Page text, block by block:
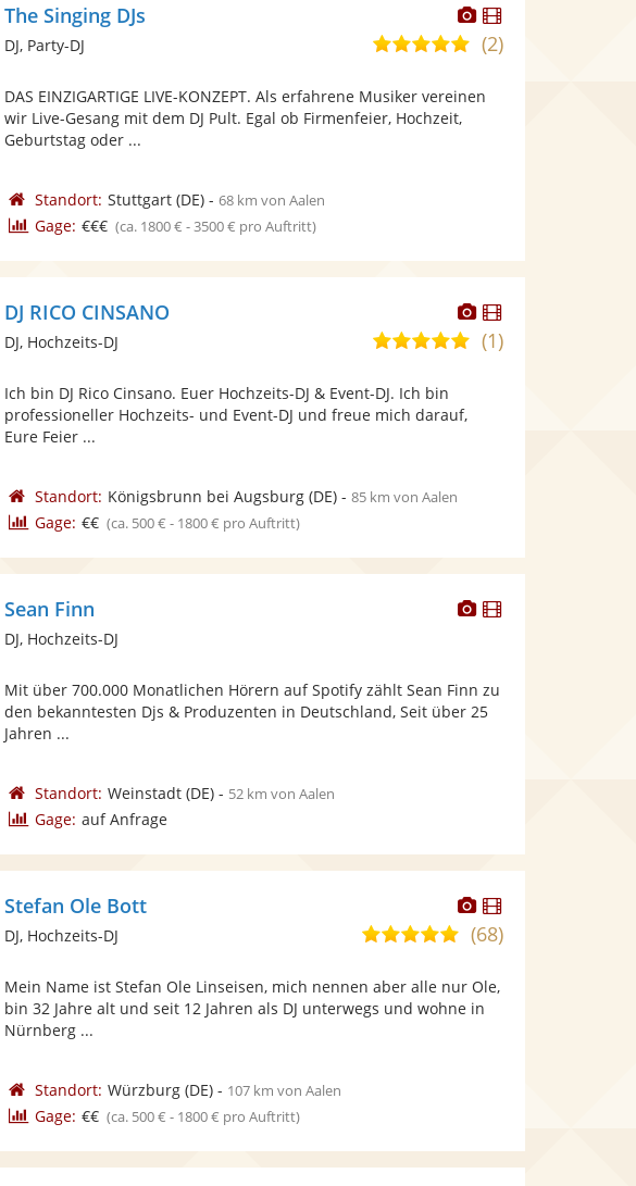
Dieser
Künstler
stellt
bereit.
Dieser
Künstler
The Singing DJs
5,0
5
(2)
DJ, Party-DJ
DAS EINZIGARTIGE LIVE-KONZEPT. Als erfahrene Musiker vereinen
wir Live-Gesang mit dem DJ Pult. Egal ob Firmenfeier, Hochzeit,
Geburtstag oder ...
Standort: Stuttgart(DE)- 68 km von Aalen
Gage: €€€ (ca. 1800 € - 3500 € pro Auftritt)
Dieser
Künstler
stellt
Dieser
Künstler
DJ RICO CINSANO
4,8(1)
DJ, Hochzeits-DJ
Ich bin DJ Rico Cinsano. Euer Hochzeits-DJ & Event-DJ. Ich bin
professioneller Hochzeits- und Event-DJ und freue mich darauf,
Eure Feier ...
Standort: Königsbrunn bei Augsburg(DE)- 85 km von Aalen
Gage: €€ (ca. 500 € - 1800 € pro Auftritt)
Dieser
bereit.
Dieser
Sean Finn
DJ, Hochzeits-DJ
Mit über 700.000 Monatlichen Hörern auf Spotify zählt Sean Finn zu
den bekanntesten Djs & Produzenten in Deutschland, Seit über 25
Jahren ...
Standort: Weinstadt(DE)- 52 km von Aalen
Gage: auf Anfrage
Dieser
Künstler
stellt
Fotos
bereit.
Dieser
Künstler
Stefan Ole Bott
5,0
5
Sternen
(68)
DJ, Hochzeits-DJ
Mein Name ist Stefan Ole Linseisen, mich nennen aber alle nur Ole,
bin 32 Jahre alt und seit 12 Jahren als DJ unterwegs und wohne in
Nürnberg ...
Standort: Würzburg(DE)- 107 km von Aalen
Gage: €€ (ca. 500 € - 1800 € pro Auftritt)